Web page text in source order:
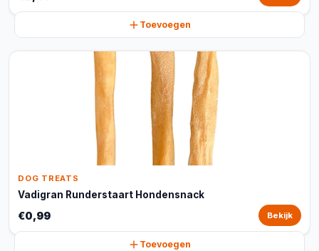
Toevoegen
DOG TREATS
Vadigran Runderstaart Hondensnack
€0,99 Bekijk
Toevoegen